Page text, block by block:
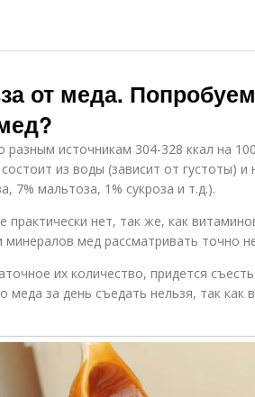
от меда.
разным источникам 304-328 ккал на
из воды (зависит от густоты) и
7% мальтоза, 1% сукроза и т.д.).
практически нет, так же, как
минералов мед рассматривать точно
их количество, придется
меда за день съедать нельзя, так как